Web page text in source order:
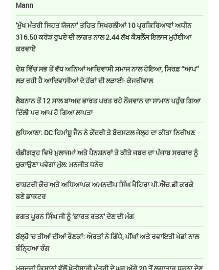
Mann
’ਮੁੱਖ ਮੰਤਰੀ ਸਿਹਤ ਯੋਜਨਾ’ ਤਹਿਤ ਸਿਖਰਲੀਆਂ 10 ਪ੍ਰਕਿਰਿਆਵਾਂ ਅਧੀਨ
316.50 ਕਰੋੜ ਰੁਪਏ ਦੀ ਲਾਗਤ ਨਾਲ 2.44 ਲੱਖ ਕੈਸ਼ਲੈੱਸ ਇਲਾਜ ਮੁਹੱਈਆ
ਕਰਵਾਏੇ
ਦੇਸ਼ ਵਿੱਚ ਸਭ ਤੋਂ ਵੱਧ ਅਨਿਆਂ ਆਦਿਵਾਸੀ ਸਮਾਜ ਨਾਲ ਹੋਇਆ, ਸਿਰਫ਼ ‘‘ਆਪ’’
ਲੜ ਰਹੀ ਹੈ ਆਦਿਵਾਸੀਆਂ ਦੇ ਹੱਕਾਂ ਦੀ ਲੜਾਈ- ਕੇਜਰੀਵਾਲ
ਲੈਬਨਾਨ ਤੋਂ 12 ਸਾਲ ਬਾਅਦ ਭਾਰਤ ਪਰਤ ਰਹੇ ਨੌਜਵਾਨ ਦਾ ਸਾਮਾਨ ਪਹੁੰਚ ਗਿਆ
ਦਿੱਲੀ ਪਰ ਆਪ ਹੋ ਗਿਆ ਲਾਪਤਾ
ਲੁਧਿਆਣਾ: DC ਹਿਮਾਂਸ਼ੂ ਜੈਨ ਨੇ ਕੇਂਦਰੀ ਤੇ ਬੋਰਸਟਲ ਜੇਲ੍ਹ ਦਾ ਕੀਤਾ ਨਿਰੀਖਣ
ਚੰਡੀਗੜ੍ਹ ਵਿਖੇ ਮੁਲਾਜਮਾਂ ਅਤੇ ਪੈਨਸ਼ਨਰਾਂ ਤੇ ਕੀਤੇ ਜਬਰ ਦਾ ਪੰਜਾਬ ਸਰਕਾਰ ਨੂੰ
ਚੁਕਾਉਣਾ ਪਵੇਗਾ ਮੁੱਲ: ਮਨਜੀਤ ਧਨੇਰ
ਰਾਸ਼ਟਰੀ ਕੋਚ ਅਤੇ ਅਧਿਆਪਕ ਅਮਨਦੀਪ ਸਿੰਘ ਖੈਹਿਰਾ ਪੀ.ਐੱਚ.ਡੀ ਕਰਕੇ
ਬਣੇ ਡਾਕਟਰ
ਭਗਤ ਪੂਰਨ ਸਿੰਘ ਜੀ ਨੂੰ ‘ਭਾਰਤ ਰਤਨ’ ਦੇਣ ਦੀ ਮੰਗ
ਬੱਲ੍ਹੋ 'ਚ ਤੀਆਂ ਦੀਆਂ ਰੌਣਕਾਂ: ਔਰਤਾਂ ਨੇ ਗਿੱਧੇ, ਪੀਂਘਾਂ ਅਤੇ ਰਵਾਇਤੀ ਖੇਡਾਂ ਨਾਲ
ਬੰਨ੍ਹਿਆ ਰੰਗ